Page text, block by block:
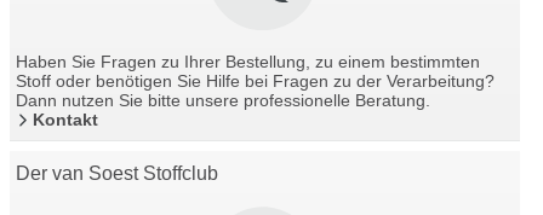
Haben Sie Fragen zu Ihrer Bestellung, zu einem bestimmten
Stoff oder benötigen Sie Hilfe bei Fragen zu der Verarbeitung?
Dann nutzen Sie bitte unsere professionelle Beratung.
Kontakt
Der van Soest Stoffclub